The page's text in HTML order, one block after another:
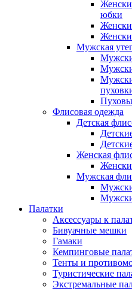
юбки
Мужская
Флисовая одежда
Детская
Женская
Мужская
Палатки
Аксессуары к
Бивуачные мешки
Гамаки
Кемпинговые
Тенты и
Туристические
Экстремальные